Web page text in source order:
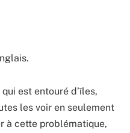
est entouré d’îles,
les voir en seulement
à cette problématique,